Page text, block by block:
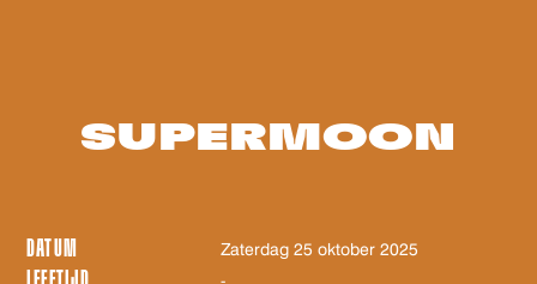
SUPERMOON
DATUM zaterdag 25 oktober 2025